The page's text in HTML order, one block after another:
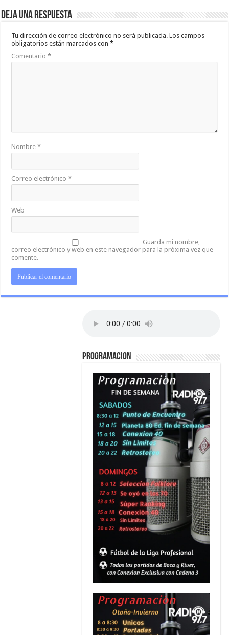
Deja una respuesta
Tu dirección de correo electrónico no será publicada. Los campos
obligatorios están marcados con*
Comentario*
Nombre*
Correo electrónico*
Web
Guarda mi nombre,
correo electrónico y web en este navegador para la próxima vez que
comente.
PROGRAMACION